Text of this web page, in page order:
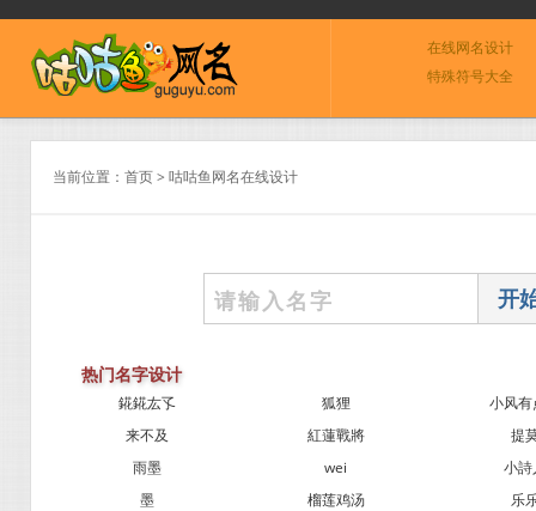
在线网名设计
特殊符号大全
当前位置： 首页> 咕咕鱼网名在线设计
热门名字设计
錵錵厷孓 狐狸
小风有
来不及
紅蓮戰將
提
雨墨
wei
小詩
墨
榴莲鸡汤
乐